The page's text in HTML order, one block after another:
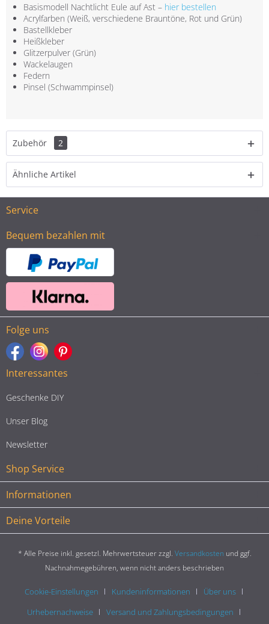
Basismodell Nachtlicht Eule auf Ast – hier bestellen
Acrylfarben (Weiß, verschiedene Brauntöne, Rot und Grün)
Bastellkleber
Heißkleber
Glitzerpulver (Grün)
Wackelaugen
Federn
Pinsel (Schwammpinsel)
Zubehör 2
Ähnliche Artikel
Service
Bequem bezahlen mit
Folge uns
Interessantes
Geschenke DIY
Unser Blog
Newsletter
Shop Service
Informationen
Deine Vorteile
* Alle Preise inkl. gesetzl. Mehrwertsteuer zzgl. Versandkosten und ggf.
Nachnahmegebühren, wenn nicht anders beschrieben
Cookie-Einstellungen Kundeninformationen
Über uns
Urhebernachweise
Versand und Zahlungsbedingungen